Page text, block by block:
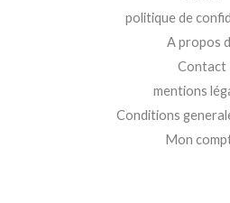
politique de
A propos
Contact
mentions
Conditions
Mon